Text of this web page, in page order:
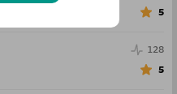
5
128
5